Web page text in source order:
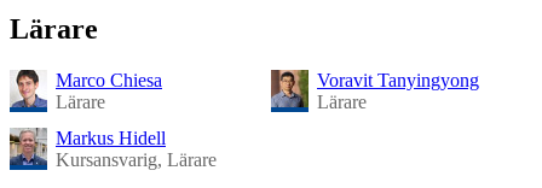
Lärare
Marco Chiesa
Lärare
Markus Hidell
Kursansvarig, Lärare
Voravit Tanyingyong
Lärare